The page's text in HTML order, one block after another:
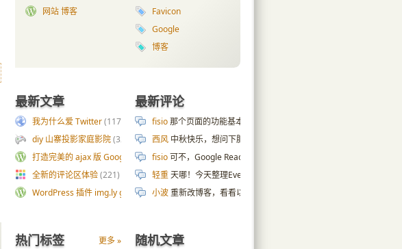
Favicon
Google
博客
网站 博客
最新文章
我为什么爱 Twitter(117)
diy 山寨投影家庭影院(32)
打造完美的 ajax 版 Google 自定义搜索(187)
全新的评论区体验(221)
WordPress 插件 img.ly gallery(54)
更多 »
热门标签
最新评论
fisio那个页面的功能基本上也是拿 AI 写的😄 cpu 内存硬盘那些数
西风 中秋快乐，想问下肥老师服务器页面是怎么实现的，ai搞了几
fisio可不，Google Reader 都去世十年了…
轻重天哪！今天整理Evernote，发现这条2010年的剪藏笔记，点
小波重新改博客，看看以前的wp小伙伴的博客，发现绝大部分都关
随机文章